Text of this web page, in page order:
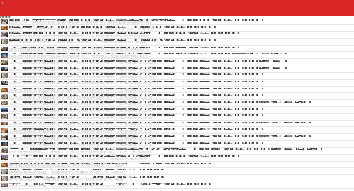
logo丽水开一家丽芮酒店需要什条件（丽芮酒店logo）
在丽水开一家丽芮酒店需要考虑多方面的条件。丽芮酒店以其独特的...
临汾怎么加盟丽芮酒店（丽芮酒店logo）
临汾是一个充满发展潜力的城市，吸引了众多投资者的目光。加盟丽芮...
临汾丽芮酒店加盟费用明细（丽芮酒店logo）
临汾丽芮酒店加盟费用明细深度解析 对于希望在酒店行业中投资的...
中山加盟漫心酒店费用（漫心酒店logo）
在当前的酒店行业中，加盟漫心酒店成为了许多投资者的热门选择。中...
上饶投资丽柏酒店要多少钱（丽柏酒店logo）
投资丽柏酒店的费用及其相关因素 对于有意在上饶投资丽柏酒店的...
上饶投资丽柏酒店要多少钱（丽柏酒店logo是竖着的）
投资丽柏酒店的费用及其相关因素 对于有意在上饶投资丽柏酒店的...
上海连锁酒店加盟费是多少丽柏（丽柏酒店logo图片）
上海连锁酒店加盟费是多少丽柏 在现代商业环境中，连锁酒店行业逐...
上海连锁酒店加盟费是多少丽柏（丽柏酒店logo图片）
上海连锁酒店加盟费是多少丽柏 在现代商业环境中，连锁酒店行业逐...
上海连锁酒店加盟费是多少丽柏（丽柏酒店logo）
上海连锁酒店加盟费是多少丽柏 在现代商业环境中，连锁酒店行业逐...
上海连锁酒店加盟费是多少丽柏（丽柏酒店logo）
上海连锁酒店加盟费是多少丽柏 在现代商业环境中，连锁酒店行业逐...
上海连锁酒店加盟费是多少丽柏（丽柏酒店logo）
上海连锁酒店加盟费是多少丽柏 在现代商业环境中，连锁酒店行业逐...
上海连锁酒店加盟费是多少丽柏（丽柏酒店logo）
上海连锁酒店加盟费是多少丽柏 在现代商业环境中，连锁酒店行业逐...
上海连锁酒店加盟费是多少丽柏（丽柏酒店logo是竖着的）
上海连锁酒店加盟费是多少丽柏 在现代商业环境中，连锁酒店行业逐...
上海连锁酒店加盟费是多少丽柏（丽柏酒店logo）
上海连锁酒店加盟费是多少丽柏 在现代商业环境中，连锁酒店行业逐...
上海连锁酒店加盟费是多少丽柏（丽柏酒店logo）
上海连锁酒店加盟费是多少丽柏 在现代商业环境中，连锁酒店行业逐...
上海连锁酒店加盟费是多少丽柏（丽柏酒店logo是竖着的）
上海连锁酒店加盟费是多少丽柏 在现代商业环境中，连锁酒店行业逐...
上海连锁酒店加盟费是多少丽柏（丽柏酒店logo）
上海连锁酒店加盟费是多少丽柏 在现代商业环境中，连锁酒店行业逐...
上海连锁酒店加盟费是多少丽柏（丽柏酒店logo是竖着的）
上海连锁酒店加盟费是多少丽柏 在现代商业环境中，连锁酒店行业逐...
上海连锁酒店加盟费是多少丽柏（丽柏酒店logo）
上海连锁酒店加盟费是多少丽柏 在现代商业环境中，连锁酒店行业逐...
三门峡投资丽枫酒店需要什么条件（丽枫酒店logo图片原图）
投资丽枫酒店在三门峡是一个潜力巨大的商业机会。作为一家注重品...
万宁丽芮酒店加盟要多少钱（丽芮酒店logo）
万宁丽芮酒店加盟要多少钱 万宁丽芮酒店作为一家备受欢迎的酒店...
襄阳市丽怡酒店加盟吗，丽怡酒店logo
探寻襄阳市丽怡酒店加盟之道 襄阳市丽怡酒店，一直以...
胶囊酒店加盟，胶囊酒店logo
探秘胶囊酒店加盟：创新商机与共赢未来 在当今日新月...
精通酒店加盟，精通酒店logo
探寻成功之道，精通酒店加盟带您开启创业新征程 随着...
云上四季酒店加盟，云上四季酒店logo
云上四季酒店加盟：开启奢华旅途的新篇章 随着时代的...
Copyright © 2012 - 2025 www.jiudianjiameng.cc. All Rights Reserved. 酒店加盟版权所有
免费获取各酒店招商资料
免费获取招商资料